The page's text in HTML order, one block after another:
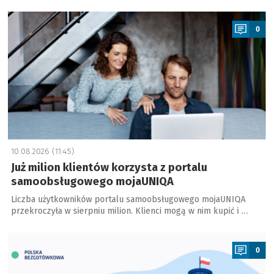
a
0
10.08.2026 (11:45)
Już milion klientów korzysta z portalu
samoobsługowego mojaUNIQA
Liczba użytkowników portalu samoobsługowego mojaUNIQA
przekroczyła w sierpniu milion. Klienci mogą w nim kupić i …
0